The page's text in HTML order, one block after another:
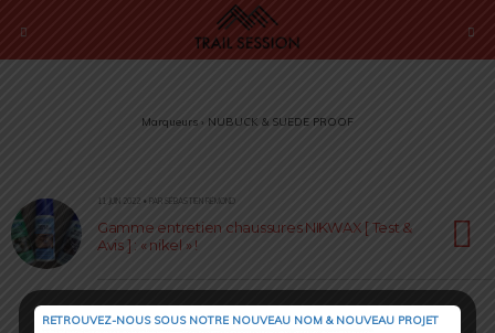
Marqueurs › NUBUCK & SUEDE PROOF
11 JUIN 2022 • PAR SÉBASTIEN RÉMOND
Gamme entretien chaussures NIKWAX [ Test &
Avis ] : « nikel » !
RETROUVEZ-NOUS SOUS NOTRE NOUVEAU NOM & NOUVEAU PROJET